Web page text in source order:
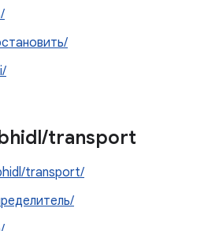
/transport
transport/